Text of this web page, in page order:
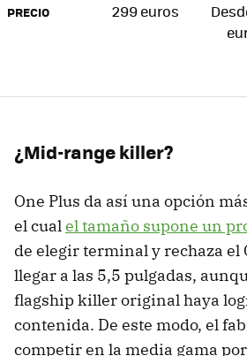
PRECIO 299 euros
¿Mid-range killer?
One Plus da así una opción
el cualel tamaño supone un
de elegir terminal y rechaza el
llegar a las 5,5 pulgadas,
flagship killer original haya
contenida. De este modo, el
competir en la media gama